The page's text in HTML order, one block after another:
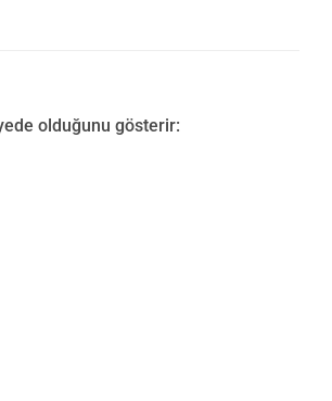
olduğunu gösterir: